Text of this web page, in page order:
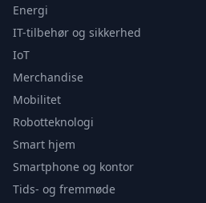
Energi
IT-tilbehør og sikkerhed
IoT
Merchandise
Mobilitet
Robotteknologi
Smart hjem
Smartphone og kontor
Tids- og fremmøde